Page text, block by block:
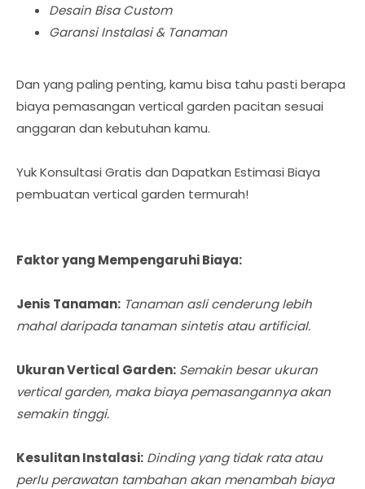
Desain Bisa Custom
Garansi Instalasi & Tanaman
Dan yang paling penting, kamu bisa tahu pasti berapa
biaya pemasangan vertical garden pacitan sesuai
anggaran dan kebutuhan kamu.
Yuk Konsultasi Gratis dan Dapatkan Estimasi Biaya
pembuatan vertical garden termurah!
Faktor yang Mempengaruhi Biaya:
Jenis Tanaman: Tanaman asli cenderung lebih
mahal daripada tanaman sintetis atau artificial.
Ukuran Vertical Garden: Semakin besar ukuran
vertical garden, maka biaya pemasangannya akan
semakin tinggi.
Kesulitan Instalasi: Dinding yang tidak rata atau
perlu perawatan tambahan akan menambah biaya